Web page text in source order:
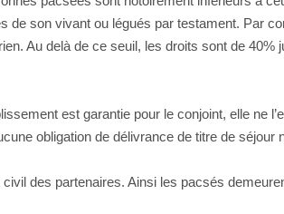
de son vivant ou légués par testament. Par
Au delà de ce seuil, les droits sont de
est garantie pour le conjoint, elle ne
obligation de délivrance de titre de séjour
civil des partenaires. Ainsi les pacsés